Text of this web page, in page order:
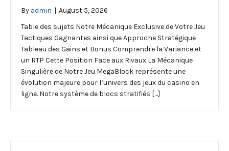
By admin | August 5, 2026
Table des sujets Notre Mécanique Exclusive de Votre Jeu
Tactiques Gagnantes ainsi que Approche Stratégique
Tableau des Gains et Bonus Comprendre la Variance et
un RTP Cette Position Face aux Rivaux La Mécanique
Singulière de Notre Jeu MegaBlock représente une
évolution majeure pour l’univers des jeux du casino en
ligne. Notre système de blocs stratifiés […]